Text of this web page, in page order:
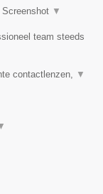
Screenshot ▼
team steeds
contactlenzen, ▼